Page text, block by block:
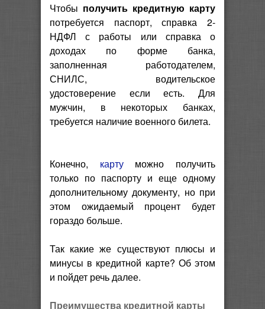
Чтобы получить кредитную карту
потребуется паспорт, справка 2-
НДФЛ с работы или справка о
доходах по форме банка,
заполненная работодателем,
СНИЛС, водительское
удостоверение если есть. Для
мужчин, в некоторых банках,
требуется наличие военного билета.
Конечно, картуможно получить
только по паспорту и еще одному
дополнительному документу, но при
этом ожидаемый процент будет
гораздо больше.
Так какие же существуют плюсы и
минусы в кредитной карте? Об этом
и пойдет речь далее.
Преимущества кредитной карты